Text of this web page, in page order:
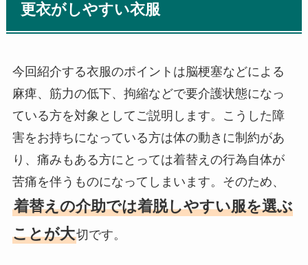
更衣がしやすい衣服
今回紹介する衣服のポイントは脳梗塞などによる
麻痺、筋力の低下、拘縮などで要介護状態になっ
ている方を対象としてご説明します。こうした障
害をお持ちになっている方は体の動きに制約があ
り、痛みもある方にとっては着替えの行為自体が
苦痛を伴うものになってしまいます。そのため、
着替えの介助では着脱しやすい服を選ぶ
ことが大切です。